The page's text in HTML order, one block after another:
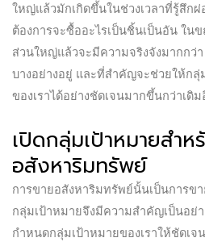
ใหญ่แล้วมักเกิดขึ้นในช่วงเวลาที่รู้สึก
ต้องการจะซื้ออะไรเป็นชิ้นเป็นอัน ใ
ส่วนใหญ่แล้วจะมีความจริงจังมากกว่
บางอย่างอยู่ และที่สำคัญจะช่วยให้ก
ของเราได้อย่างชัดเจนมากขึ้นกว่าเดิ
เปิดกลุ่มเป้าหมายสำ
อสังหาริมทรัพย์
การขายอสังหาริมทรัพย์นั้นเป็นการข
กลุ่มเป้าหมายจึงมีความสำคัญเป็นอย่า
กำหนดกลุ่มเป้าหมายของเราให้ชัดเ